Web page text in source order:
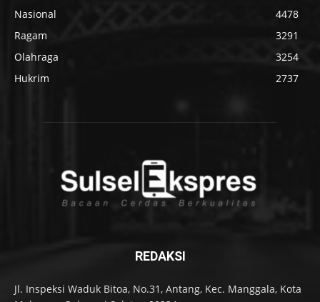
Nasional
4478
Ragam
3291
Olahraga
3254
Hukrim
2737
REDAKSI
Jl. Inspeksi Waduk Bitoa, No.31, Antang, Kec. Manggala, Kota